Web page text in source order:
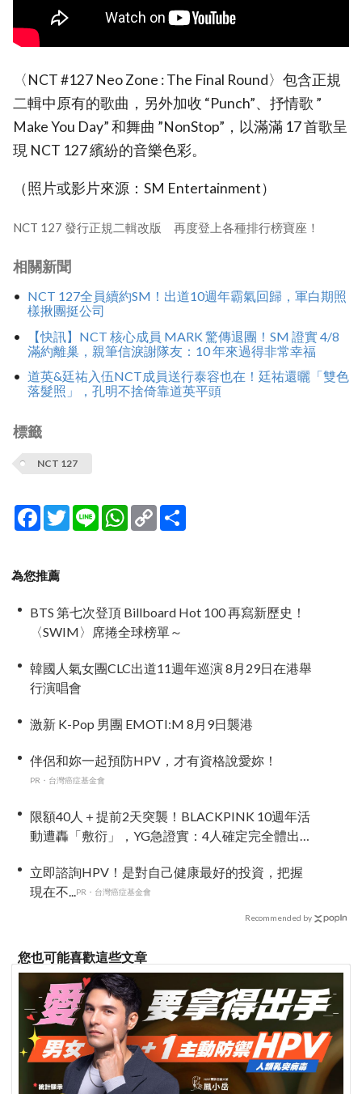
〈NCT #127 Neo Zone : The Final Round〉包含正規
二輯中原有的歌曲，另外加收 “Punch”、抒情歌 ”
Make You Day” 和舞曲 ”NonStop”，以滿滿 17 首歌呈
現 NCT 127 繽紛的音樂色彩。
（照片或影片來源：SM Entertainment）
NCT 127 發行正規二輯改版 再度登上各種排行榜寶座！
相關新聞
NCT 127全員續約SM！出道10週年霸氣回歸，軍白期照
樣揪團挺公司
【快訊】NCT 核心成員 MARK 驚傳退團！SM 證實 4/8
滿約離巢，親筆信淚謝隊友：10 年來過得非常幸福
道英&廷祐入伍NCT成員送行泰容也在！廷祐還曬「雙色
落髮照」，孔明不捨倚靠道英平頭
標籤
NCT 127
Facebook
TwitterLine WhatsApp
Copy
Link
為您推薦
BTS 第七次登頂 Billboard Hot 100 再寫新歷史！
〈SWIM〉席捲全球榜單～
韓國人氣女團CLC出道11週年巡演 8月29日在港舉
行演唱會
激新 K-Pop 男團 EMOTI:M 8月9日襲港
伴侶和妳一起預防HPV，才有資格說愛妳！
PR・台灣癌症基金會
限額40人＋提前2天突襲！BLACKPINK 10週年活
動遭轟「敷衍」，YG急證實：4人確定完全體出
立即諮詢HPV！是對自己健康最好的投資，把握
現在不...PR・台灣癌症基金會
Recommended by
您也可能喜歡這些文章